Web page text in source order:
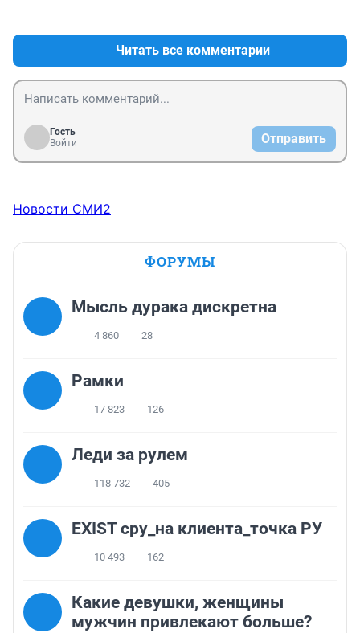
Читать все комментарии
Гость
Войти
Отправить
Новости СМИ2
ФОРУМЫ
Мысль дурака дискретна
4 860 28
Рамки
17 823 126
Леди за рулем
118 732 405
EXIST сру_на клиента_точка РУ
10 493 162
Какие девушки, женщины
мужчин привлекают больше?